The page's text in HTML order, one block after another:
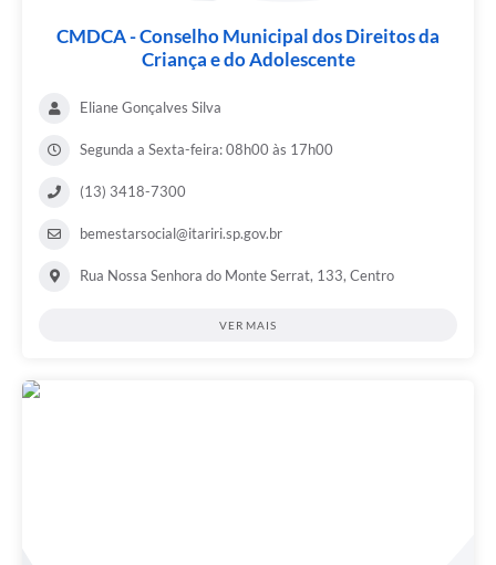
CMDCA - Conselho Municipal dos Direitos da
Criança e do Adolescente
Eliane Gonçalves Silva
Segunda a Sexta-feira: 08h00 às 17h00
(13) 3418-7300
bemestarsocial@itariri.sp.gov.br
Rua Nossa Senhora do Monte Serrat, 133, Centro
VER MAIS